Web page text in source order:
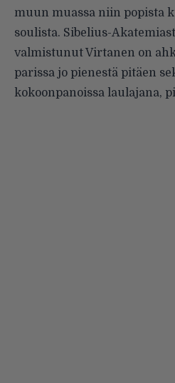
muun muassa niin popista
soulista. Sibelius-
valmistunut Virtanen on
parissa jo pienestä pitäen
kokoonpanoissa laulajana,